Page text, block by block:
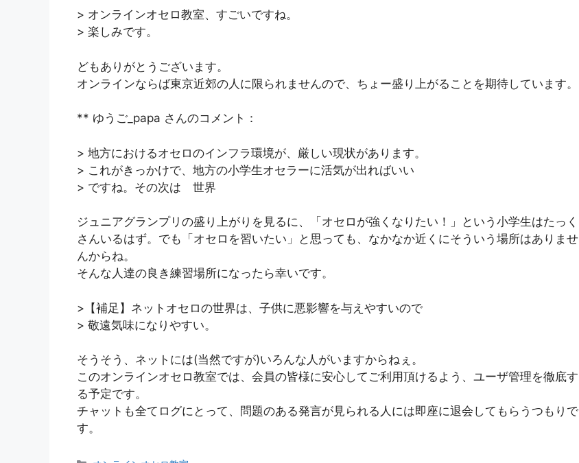
> オンラインオセロ教室、すごいですね。
> 楽しみです。
どもありがとうございます。
オンラインならば東京近郊の人に限られませんので、ちょー盛り上がることを期待しています。
** ゆうご_papa さんのコメント：
> 地方におけるオセロのインフラ環境が、厳しい現状があります。
> これがきっかけで、地方の小学生オセラーに活気が出ればいい
> ですね。その次は 世界
ジュニアグランプリの盛り上がりを見るに、「オセロが強くなりたい！」という小学生はたっく
さんいるはず。でも「オセロを習いたい」と思っても、なかなか近くにそういう場所はありませ
んからね。
そんな人達の良き練習場所になったら幸いです。
>【補足】ネットオセロの世界は、子供に悪影響を与えやすいので
> 敬遠気味になりやすい。
そうそう、ネットには(当然ですが)いろんな人がいますからねぇ。
このオンラインオセロ教室では、会員の皆様に安心してご利用頂けるよう、ユーザ管理を徹底す
る予定です。
チャットも全てログにとって、問題のある発言が見られる人には即座に退会してもらうつもりで
す。